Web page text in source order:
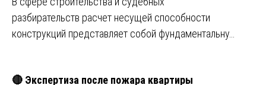
разбирательств расчет несущей способности
конструкций представляет собой фундаментальну…
🔴 Экспертиза после пожара квартиры